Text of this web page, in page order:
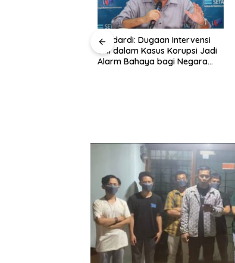
Hendardi: Dugaan Intervensi
TNI dalam Kasus Korupsi Jadi
Alarm Bahaya bagi Negara